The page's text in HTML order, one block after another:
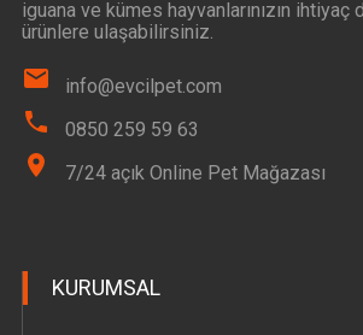
iguana ve kümes hayvanlarınızın
ürünlere ulaşabilirsiniz.
info@evcilpet.com
0850 259 59 63
7/24 açık Online Pet Mağazası
KURUMSAL